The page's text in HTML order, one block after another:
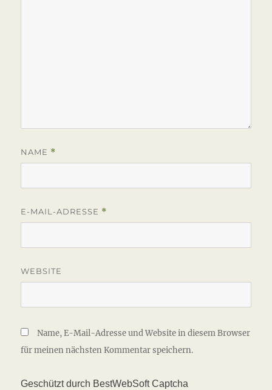
NAME *
E-MAIL-ADRESSE *
WEBSITE
Name, E-Mail-Adresse und Website in diesem Browser
für meinen nächsten Kommentar speichern.
Geschützt durch BestWebSoft Captcha